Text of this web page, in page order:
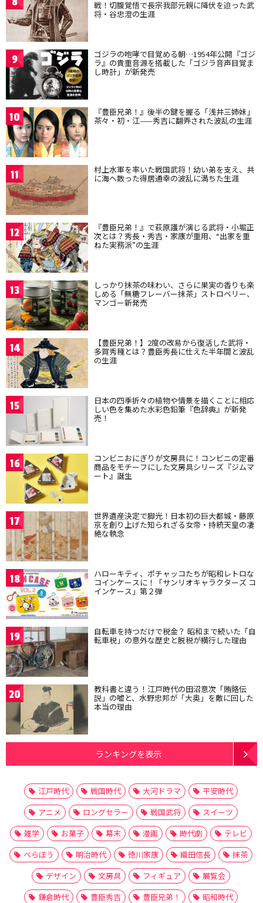
戦！切腹覚悟で長宗我部元親に降伏を迫った武
将・谷忠澄の生涯
9 ゴジラの咆哮で目覚める朝…1954年公開『ゴジ
ラ』の貴重音源を搭載した「ゴジラ音声目覚ま
し時計」が新発売
10 『豊臣兄弟！』後半の鍵を握る「浅井三姉妹」
茶々・初・江——秀吉に翻弄された波乱の生涯
11 村上水軍を率いた戦国武将！幼い弟を支え、共
に海へ散った得居通幸の波乱に満ちた生涯
12 『豊臣兄弟！』で萩原護が演じる武将・小堀正
次とは？秀長・秀吉・家康が重用、“出家を重
ねた実務派”の生涯
13 しっかり抹茶の味わい、さらに果実の香りも楽
しめる「無糖フレーバー抹茶」ストロベリー、
マンゴー新発売
14 【豊臣兄弟！】2度の改易から復活した武将・
多賀秀種とは？豊臣秀長に仕えた半年間と波乱
の生涯
15 日本の四季折々の植物や情景を描くことに相応
しい色を集めた水彩色鉛筆『色辞典』が新発
売！
16 コンビニおにぎりが文房具に！コンビニの定番
商品をモチーフにした文房具シリーズ『ジムマ
ート』誕生
17 世界遺産決定で脚光！日本初の巨大都城・藤原
京を創り上げた知られざる女帝・持統天皇の凄
絶な執念
18 ハローキティ、ポチャッコたちが昭和レトロな
コインケースに！「サンリオキャラクターズ コ
インケース」第２弾
19 自転車を持つだけで税金？ 昭和まで続いた「自
転車税」の意外な歴史と脱税が横行した理由
20 教科書と違う！江戸時代の田沼意次「賄賂伝
説」の嘘と、水野忠邦が「大奥」を敵に回した
本当の理由
ランキングを表示
江戸時代 戦国時代 大河ドラマ
平安時代
アニメ
ロングセラー 戦国武将
スイーツ
雑学
お菓子 幕末 漫画 時代劇
テレビ
べらぼう
明治時代 徳川家康 織田信長
抹茶
デザイン
文房具 フィギュア
展覧会
鎌倉時代
豊臣秀吉 豊臣兄弟！
昭和時代